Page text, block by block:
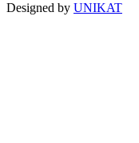
Designed by UNIKAT